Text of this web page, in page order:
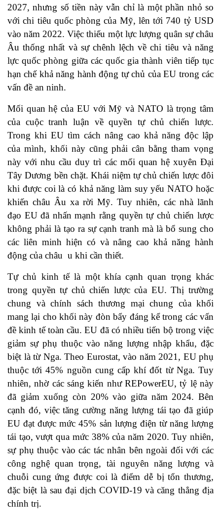
2027, nhưng số tiền này vẫn chỉ là một phần nhỏ so
với chi tiêu quốc phòng của Mỹ, lên tới 740 tỷ USD
vào năm 2022. Việc thiếu một lực lượng quân sự châu
Âu thống nhất và sự chênh lệch về chi tiêu và năng
lực quốc phòng giữa các quốc gia thành viên tiếp tục
hạn chế khả năng hành động tự chủ của EU trong các
vấn đề an ninh.
Mối quan hệ của EU với Mỹ và NATO là trọng tâm
của cuộc tranh luận về quyền tự chủ chiến lược.
Trong khi EU tìm cách nâng cao khả năng độc lập
của mình, khối này cũng phải cân bằng tham vọng
này với nhu cầu duy trì các mối quan hệ xuyên Đại
Tây Dương bền chặt. Khái niệm tự chủ chiến lược đôi
khi được coi là có khả năng làm suy yếu NATO hoặc
khiến châu Âu xa rời Mỹ. Tuy nhiên, các nhà lãnh
đạo EU đã nhấn mạnh rằng quyền tự chủ chiến lược
không phải là tạo ra sự cạnh tranh mà là bổ sung cho
các liên minh hiện có và nâng cao khả năng hành
động của châu u khi cần thiết.
Tự chủ kinh tế là một khía cạnh quan trọng khác
trong quyền tự chủ chiến lược của EU. Thị trường
chung và chính sách thương mại chung của khối
mang lại cho khối này đòn bẩy đáng kể trong các vấn
đề kinh tế toàn cầu. EU đã có nhiều tiến bộ trong việc
giảm sự phụ thuộc vào năng lượng nhập khẩu, đặc
biệt là từ Nga. Theo Eurostat, vào năm 2021, EU phụ
thuộc tới 45% nguồn cung cấp khí đốt từ Nga. Tuy
nhiên, nhờ các sáng kiến như REPowerEU, tỷ lệ này
đã giảm xuống còn 20% vào giữa năm 2024. Bên
cạnh đó, việc tăng cường năng lượng tái tạo đã giúp
EU đạt được mức 45% sản lượng điện từ năng lượng
tái tạo, vượt qua mức 38% của năm 2020. Tuy nhiên,
sự phụ thuộc vào các tác nhân bên ngoài đối với các
công nghệ quan trọng, tài nguyên năng lượng và
chuỗi cung ứng được coi là điểm dễ bị tổn thương,
đặc biệt là sau đại dịch COVID-19 và căng thẳng địa
chính trị.